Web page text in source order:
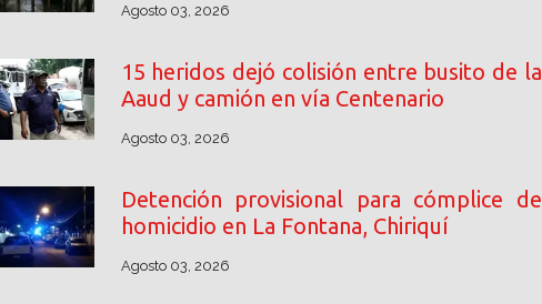
Agosto 03, 2026
15 heridos dejó colisión entre busito de la
Aaud y camión en vía Centenario
Agosto 03, 2026
Detención provisional para cómplice de
homicidio en La Fontana, Chiriquí
Agosto 03, 2026